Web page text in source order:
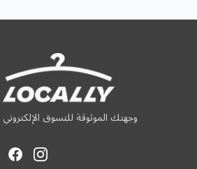
وجهتك الموثوقة للتسوق الإلكتروني